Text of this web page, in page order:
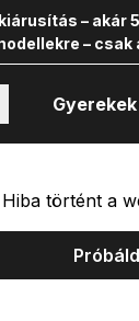
– akár
–
Gyerekek
Hiba történt a